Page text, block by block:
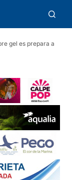
gel es prepara a